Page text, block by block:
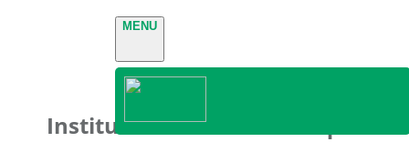
MENU
Instituto Nacional de Parques